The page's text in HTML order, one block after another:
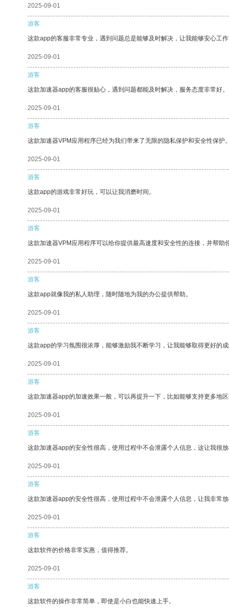
2025-09-01
游客
这款app的客服非常专业，遇到问题总是能够及时解决，让我能够安心工
2025-09-01
游客
这款加速器app的客服很贴心，遇到问题都能及时解决，服务态度非常好。
2025-09-01
游客
这款加速器VPM应用程序已经为我们带来了无限的隐私保护和安全性保护
2025-09-01
游客
这款app的游戏非常好玩，可以让我消磨时间。
2025-09-01
游客
这款加速器VPM应用程序可以给你提供最高速度和安全性的连接，并帮助
2025-09-01
游客
这款app就像我的私人助理，随时随地为我的办公提供帮助。
2025-09-01
游客
这款app的学习氛围很浓厚，能够激励我不断学习，让我能够取得更好的
2025-09-01
游客
这款加速器app的加速效果一般，可以再提升一下，比如能够支持更多地
2025-09-01
游客
这款加速器app的安全性很高，使用过程中不会泄露个人信息，这让我很
2025-09-01
游客
这款加速器app的安全性很高，使用过程中不会泄露个人信息，让我非常
2025-09-01
游客
这款软件的价格非常实惠，值得推荐。
2025-09-01
游客
这款软件的操作非常简单，即使是小白也能快速上手。